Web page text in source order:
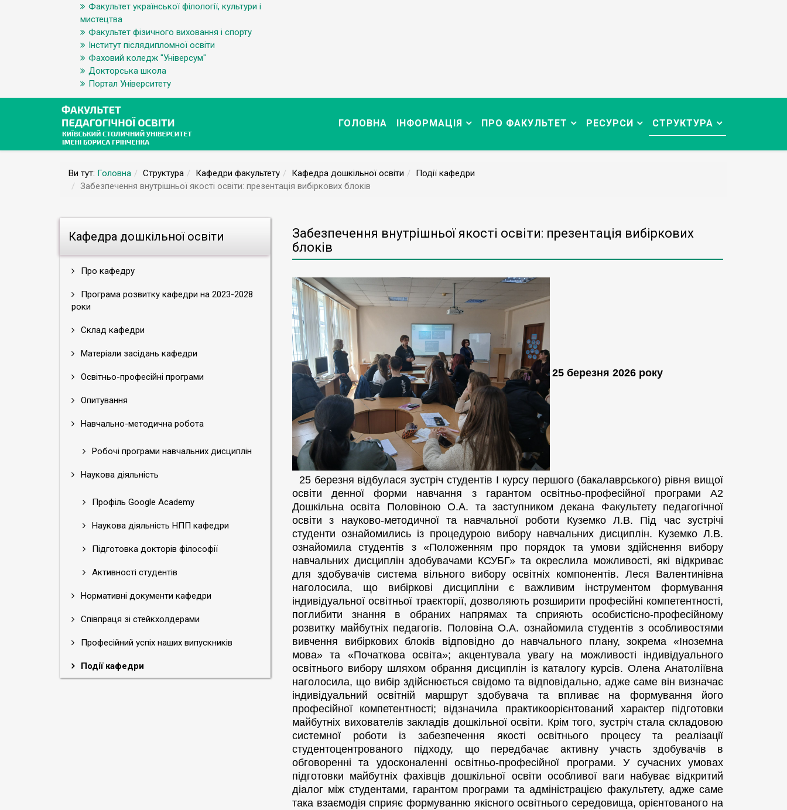
Факультет української філології, культури і
мистецтва
Факультет фізичного виховання і спорту
Інститут післядипломної освіти
Фаховий коледж "Універсум"
Докторська школа
Портал Університету
ГОЛОВНА ІНФОРМАЦІЯ ПРО ФАКУЛЬТЕТ РЕСУРСИ СТРУКТУРА
Ви тут: Головна Структура Кафедри факультету Кафедра дошкільної освіти
Події кафедри
Забезпечення внутрішньої якості освіти: презентація вибіркових блоків
Кафедра дошкільної освіти
Про кафедру
Програма розвитку кафедри на 2023-2028
роки
Склад кафедри
Матеріали засідань кафедри
Освітньо-професійні програми
Опитування
Навчально-методична робота
Робочі програми навчальних дисциплін
Наукова діяльність
Профіль Google Academy
Наукова діяльність НПП кафедри
Підготовка докторів філософії
Активності студентів
Нормативні документи кафедри
Співпраця зі стейкхолдерами
Професійний успіх наших випускників
Події кафедри
Забезпечення внутрішньої якості освіти: презентація вибіркових
блоків
25 березня 2026 року
25 березня відбулася зустріч студентів І курсу першого (бакалаврського) рівня вищої
освіти денної форми навчання з гарантом освітньо-професійної програми А2
Дошкільна освіта Половіною О.А. та заступником декана Факультету педагогічної
освіти з науково-методичної та навчальної роботи Куземко Л.В. Під час зустрічі
студенти ознайомились із процедурою вибору навчальних дисциплін. Куземко Л.В.
ознайомила студентів з «Положенням про порядок та умови здійснення вибору
навчальних дисциплін здобувачами КСУБГ» та окреслила можливості, які відкриває
для здобувачів система вільного вибору освітніх компонентів. Леся Валентинівна
наголосила, що вибіркові дисципліни є важливим інструментом формування
індивідуальної освітньої траєкторії, дозволяють розширити професійні компетентності,
поглибити знання в обраних напрямах та сприяють особистісно-професійному
розвитку майбутніх педагогів. Половіна О.А. ознайомила студентів з особливостями
вивчення вибіркових блоків відповідно до навчального плану, зокрема «Іноземна
мова» та «Початкова освіта»; акцентувала увагу на можливості індивідуального
освітнього вибору шляхом обрання дисциплін із каталогу курсів. Олена Анатоліївна
наголосила, що вибір здійснюється свідомо та відповідально, адже саме він визначає
індивідуальний освітній маршрут здобувача та впливає на формування його
професійної компетентності; відзначила практикоорієнтований характер підготовки
майбутніх вихователів закладів дошкільної освіти. Крім того, зустріч стала складовою
системної роботи із забезпечення якості освітнього процесу та реалізації
студентоцентрованого підходу, що передбачає активну участь здобувачів в
обговоренні та удосконаленні освітньо-професійної програми. У сучасних умовах
підготовки майбутніх фахівців дошкільної освіти особливої ваги набуває відкритий
діалог між студентами, гарантом програми та адміністрацією факультету, адже саме
така взаємодія сприяє формуванню якісного освітнього середовища, орієнтованого на